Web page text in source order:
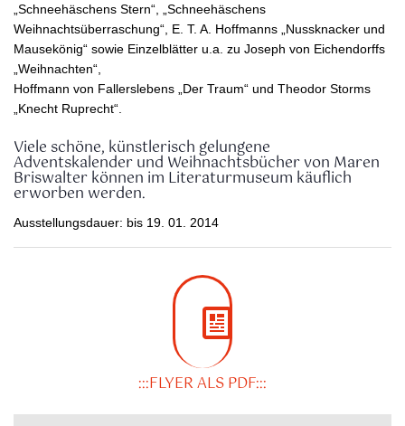
„Schneehäschens Stern“, „Schneehäschens
Weihnachtsüberraschung“, E. T. A. Hoffmanns „Nussknacker und
Mausekönig“ sowie Einzelblätter u.a. zu Joseph von Eichendorffs
„Weihnachten“,
Hoffmann von Fallerslebens „Der Traum“ und Theodor Storms
„Knecht Ruprecht“.
Viele schöne, künstlerisch gelungene
Adventskalender und Weihnachtsbücher von Maren
Briswalter können im Literaturmuseum käuflich
erworben werden.
Ausstellungsdauer: bis 19. 01. 2014
:::FLYER ALS PDF:::